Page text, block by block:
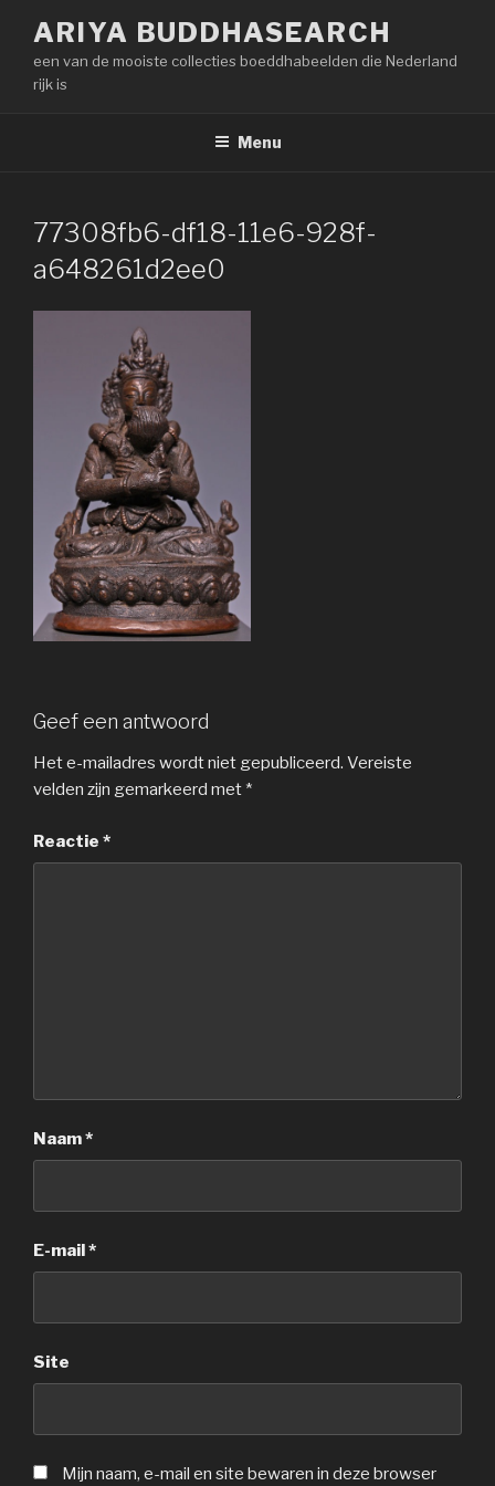
inhoud
springen
ARIYA BUDDHASEARCH
een van de mooiste collecties boeddhabeelden die Nederland
rijk is
Menu
77308fb6-df18-11e6-928f-
a648261d2ee0
Geef een antwoord
Het e-mailadres wordt niet gepubliceerd. Vereiste
velden zijn gemarkeerd met *
Reactie *
Naam*
E-mail*
Site
Mijn naam, e-mail en site bewaren in deze browser